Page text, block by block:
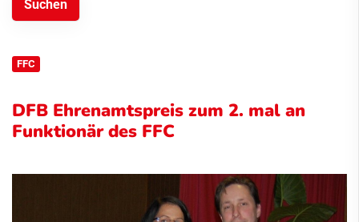
FFC
DFB Ehrenamtspreis zum 2. mal an
Funktionär des FFC